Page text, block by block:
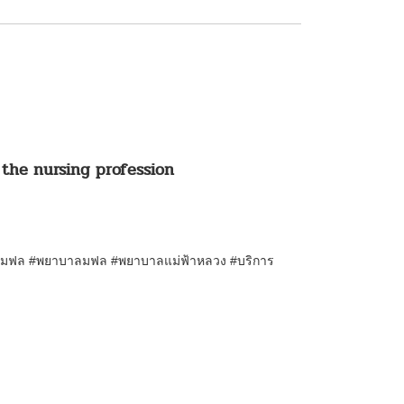
nursing profession
ฟล #พยาบาลมฟล #พยาบาลแม่ฟ้าหลวง #บริการ